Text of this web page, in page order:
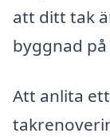
att ditt tak
byggnad
Att anlita